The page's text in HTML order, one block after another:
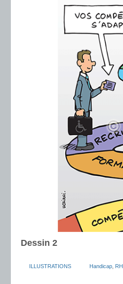
Dessin 2
ILLUSTRATIONS Handicap RH